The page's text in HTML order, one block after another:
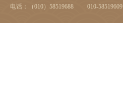
电话：（010）58519688 010-58519609